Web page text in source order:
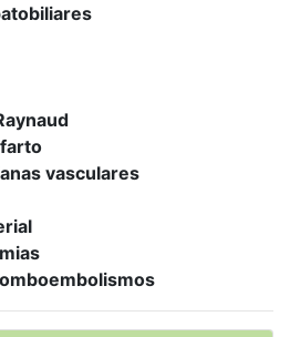
vasculares